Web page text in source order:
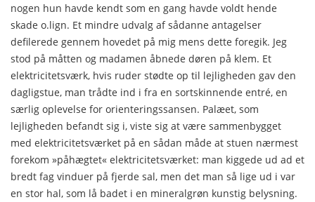
nogen hun havde kendt som en gang havde voldt hende
skade o.lign. Et mindre ud­valg af sådanne antagelser
defilerede gennem hovedet på mig mens dette foregik. Jeg
stod på måtten og madamen åbnede døren på klem. Et
elektricitetsværk, hvis ruder stødte op til lejligheden gav den
dagligstue, man trådte ind i fra en sortskinnende entré, en
særlig oplevelse for orienteringssansen. Palæet, som
lejligheden befandt sig i, viste sig at være sammenbygget
med elektricitetsværket på en sådan måde at stuen nærmest
forekom »påhægtet« elektricitetsværket: man kiggede ud ad et
bredt fag vinduer på fjerde sal, men det man så lige ud i var
en stor hal, som lå badet i en mineralgrøn kunstig belysning.